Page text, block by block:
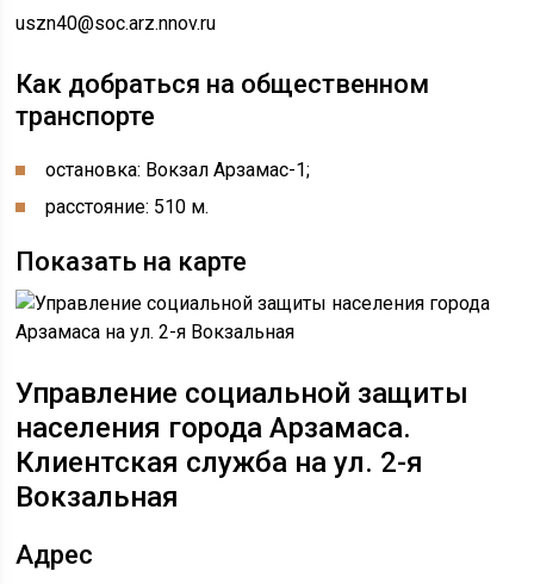
uszn40@soc.arz.nnov.ru
Как добраться на общественном
транспорте
остановка: Вокзал Арзамас-1;
расстояние: 510 м.
Показать на карте
Управление социальной защиты
населения города Арзамаса.
Клиентская служба на ул. 2-я
Вокзальная
Адрес